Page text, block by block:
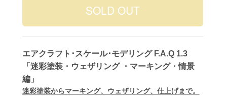
エアクラフト･スケール･モデリング F.A.Q 1.3
「迷彩塗装・ウェザリング ・マーキング・情景
編」
迷彩塗装からマーキング、ウェザリング、仕上げまで。